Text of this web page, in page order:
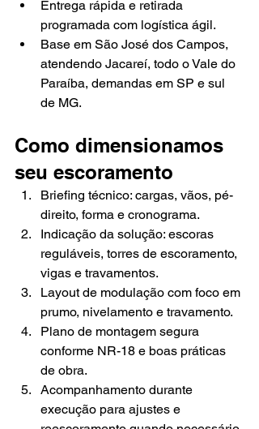
Entrega rápida e retirada
programada com logística ágil.
Base em São José dos Campos,
atendendo Jacareí, todo o Vale do
Paraíba, demandas em SP e sul
de MG.
Como dimensionamos
seu escoramento
Briefing técnico: cargas, vãos, pé-
direito, forma e cronograma.
Indicação da solução: escoras
reguláveis, torres de escoramento,
vigas e travamentos.
Layout de modulação com foco em
prumo, nivelamento e travamento.
Plano de montagem segura
conforme NR-18 e boas práticas
de obra.
Acompanhamento durante
execução para ajustes e